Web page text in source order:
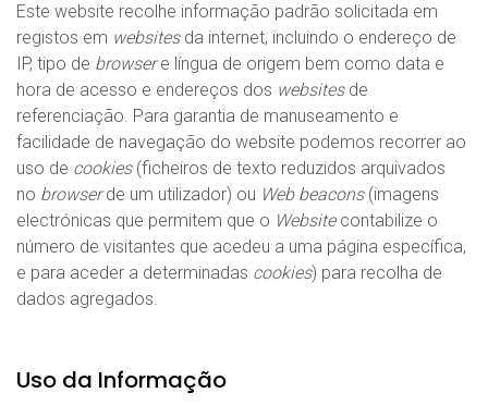
Este website recolhe informação padrão solicitada em
registos em websitesda internet, incluindo o endereço de
IP, tipo de browsere língua de origem bem como data e
hora de acesso e endereços dos websitesde
referenciação. Para garantia de manuseamento e
facilidade de navegação do website podemos recorrer ao
uso de cookies(ficheiros de texto reduzidos arquivados
no browserde um utilizador) ou Web beacons(imagens
electrónicas que permitem que o Websitecontabilize o
número de visitantes que acedeu a uma página específica,
e para aceder a determinadas cookies) para recolha de
dados agregados.
Uso da Informação